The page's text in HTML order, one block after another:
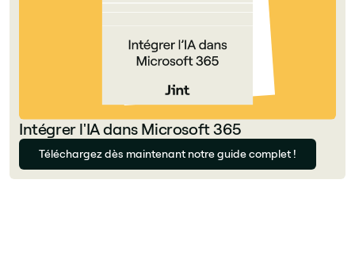
Intégrer l'IA dans Microsoft 365
Téléchargez dès maintenant notre guide complet !